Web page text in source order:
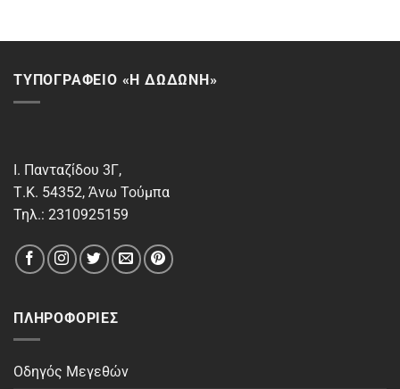
ΤΥΠΟΓΡΑΦΕΙΟ «Η ΔΩΔΩΝΗ»
Ι. Πανταζίδου 3Γ,
Τ.Κ. 54352, Άνω Τούμπα
Τηλ.: 2310925159
ΠΛΗΡΟΦΟΡΊΕΣ
Οδηγός Μεγεθών